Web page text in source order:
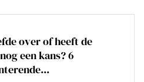
over of heeft de
een kans? 6